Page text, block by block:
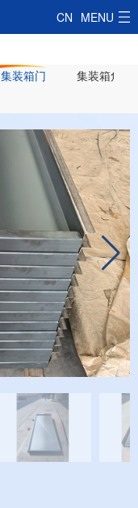
CN MENU
集装箱门 集装箱角柱